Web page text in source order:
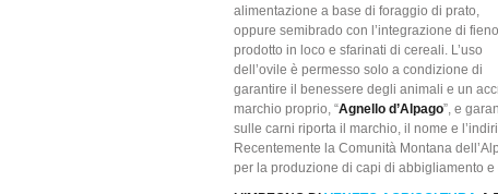
alimentazione a base di foraggio di prato,
oppure semibrado con l’integrazione di fieno
prodotto in loco e sfarinati di cereali. L’uso
dell’ovile è permesso solo a condizione di
garantire il benessere degli animali e un
marchio proprio, “Agnello d’Alpago”, e
sulle carni riporta il marchio, il nome e
Recentemente la Comunità Montana
per la produzione di capi di abbigliamento